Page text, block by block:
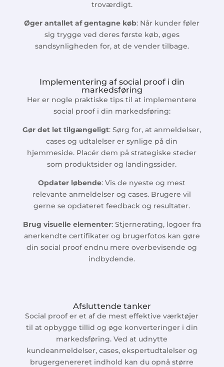
troværdigt.
Øger antallet af gentagne køb: Når kunder føler
sig trygge ved deres første køb, øges
sandsynligheden for, at de vender tilbage.
Implementering af social proof i din
markedsføring
Her er nogle praktiske tips til at implementere
social proof i din markedsføring:
Gør det let tilgængeligt: Sørg for, at anmeldelser,
cases og udtalelser er synlige på din
hjemmeside. Placér dem på strategiske steder
som produktsider og landingssider.
Opdater løbende: Vis de nyeste og mest
relevante anmeldelser og cases. Brugere vil
gerne se opdateret feedback og resultater.
Brug visuelle elementer: Stjernerating, logoer fra
anerkendte certifikater og brugerfotos kan gøre
din social proof endnu mere overbevisende og
indbydende.
Afsluttende tanker
Social proof er et af de mest effektive værktøjer
til at opbygge tillid og øge konverteringer i din
markedsføring. Ved at udnytte
kundeanmeldelser, cases, ekspertudtalelser og
brugergenereret indhold kan du opnå større